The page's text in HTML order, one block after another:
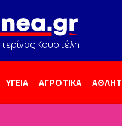
Κουρτέλη
ΥΓΕΙΑ ΑΓΡΟΤΙΚΑ